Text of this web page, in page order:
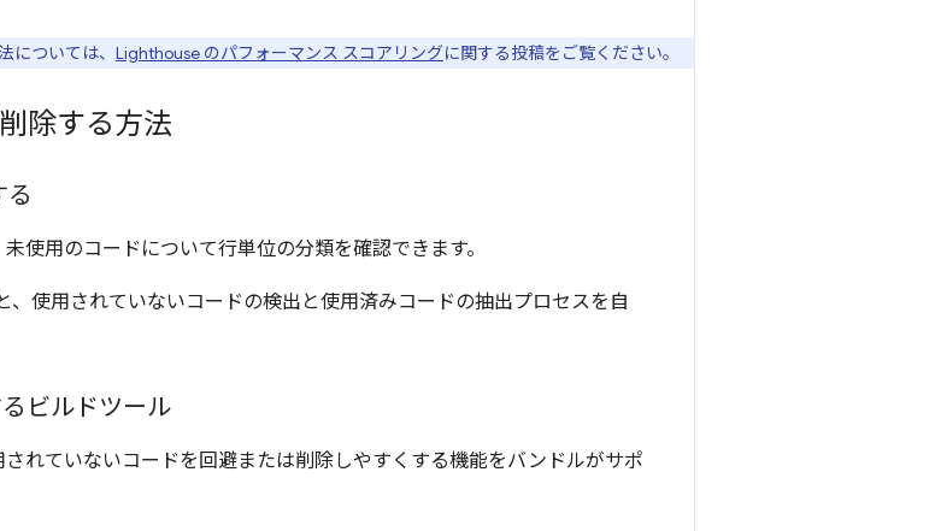
については、 Lighthouse のパフォーマンス スコアリングに関する投稿をご覧ください。
除する方法
使用のコードについて行単位の分類を確認できます。
、使用されていないコードの検出と使用済みコードの抽出プロセスを自
ビルドツール
れていないコードを回避または削除しやすくする機能をバンドルがサポ